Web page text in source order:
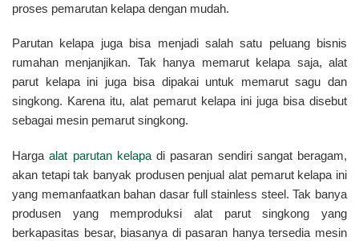
proses pemarutan kelapa dengan mudah.
Parutan kelapa juga bisa menjadi salah satu peluang bisnis
rumahan menjanjikan. Tak hanya memarut kelapa saja, alat
parut kelapa ini juga bisa dipakai untuk memarut sagu dan
singkong. Karena itu, alat pemarut kelapa ini juga bisa disebut
sebagai mesin pemarut singkong.
Hargaalat parutan kelapadi pasaran sendiri sangat beragam,
akan tetapi tak banyak produsen penjual alat pemarut kelapa ini
yang memanfaatkan bahan dasar full stainless steel. Tak banya
produsen yang memproduksi alat parut singkong yang
berkapasitas besar, biasanya di pasaran hanya tersedia mesin